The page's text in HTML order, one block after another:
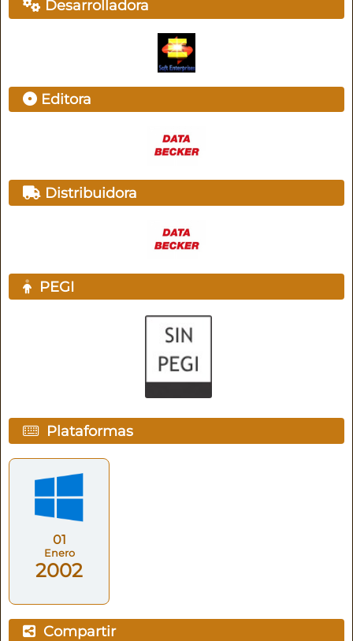
Desarrolladora
Editora
Distribuidora
PEGI
Plataformas
01
Enero
2002
Compartir